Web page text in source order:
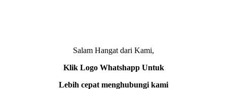
Salam Hangat dari Kami,
Klik Logo Whatshapp Untuk
Lebih cepat menghubungi kami